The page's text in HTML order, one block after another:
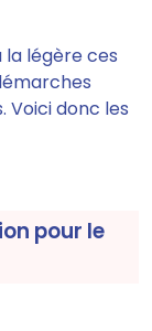
la légère ces
Voici donc les
pour le